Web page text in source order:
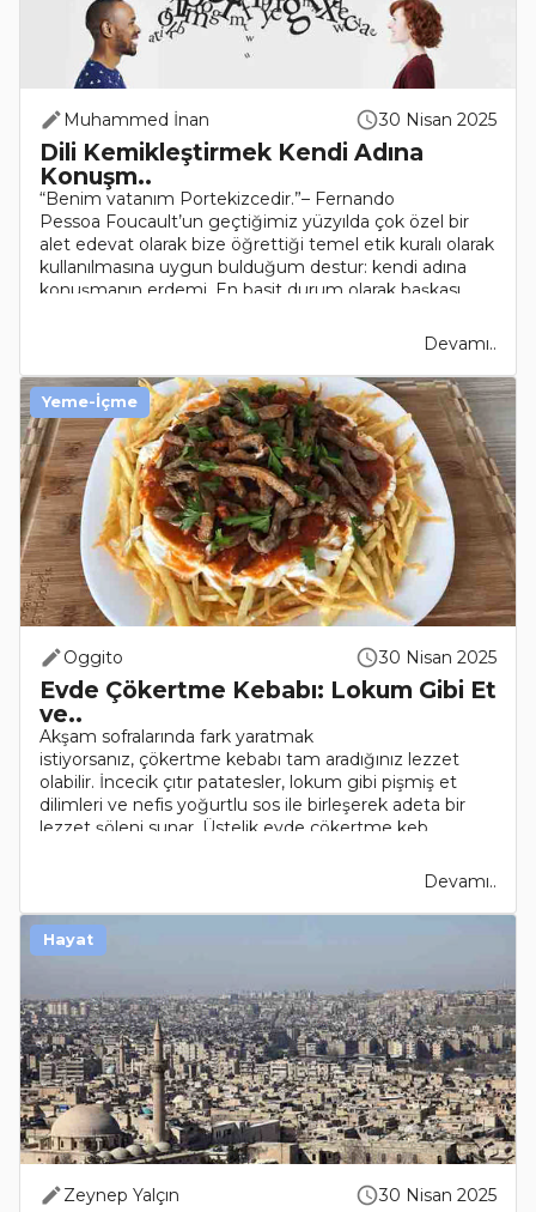
Muhammed İnan 30 Nisan 2025
Dili Kemikleştirmek Kendi Adına
Konuşm..
“Benim vatanım Portekizcedir.”– Fernando
Pessoa Foucault’un geçtiğimiz yüzyılda çok özel bir
alet edevat olarak bize öğrettiği temel etik kuralı olarak
kullanılmasına uygun bulduğum destur: kendi adına
konuşmanın erdemi. En basit durum olarak başkası ..
Devamı..
Oggito 30 Nisan 2025
Evde Çökertme Kebabı: Lokum Gibi Et
ve..
Akşam sofralarında fark yaratmak
istiyorsanız, çökertme kebabı tam aradığınız lezzet
olabilir. İncecik çıtır patatesler, lokum gibi pişmiş et
dilimleri ve nefis yoğurtlu sos ile birleşerek adeta bir
lezzet şöleni sunar. Üstelik evde çökertme keb..
Devamı..
Yeme-İçme
Zeynep Yalçın 30 Nisan 2025
Hayat